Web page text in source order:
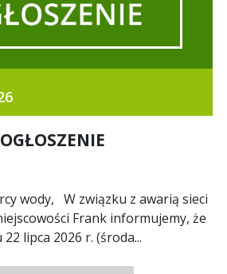
OGŁOSZENIE
Frank informujemy, że
lipca 2026 r. (środa...